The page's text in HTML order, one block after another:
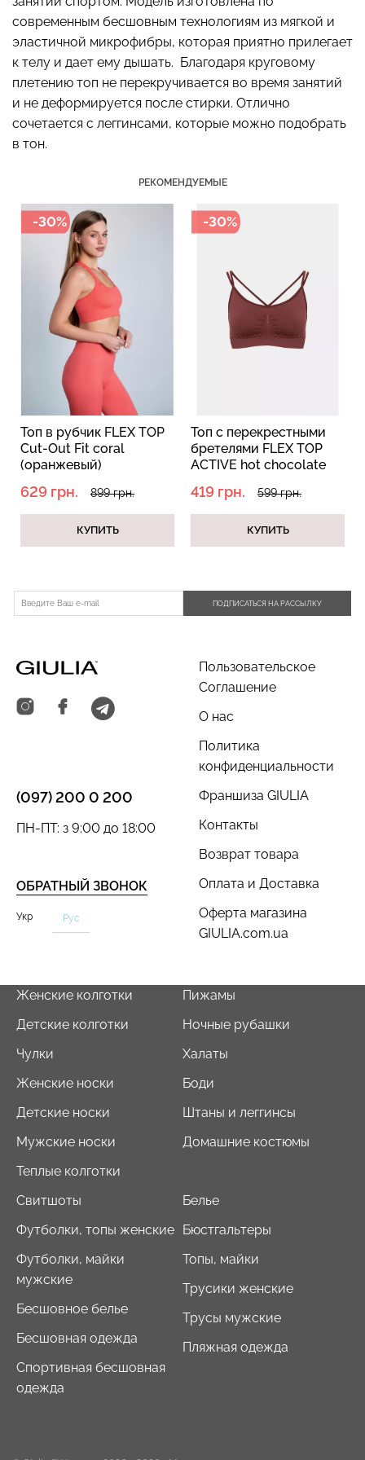
современным бесшовным технологиям из мягкой и
эластичной микрофибры, которая приятно прилегает
к телу и дает ему дышать. Благодаря круговому
плетению топ не перекручивается во время занятий
и не деформируется после стирки. Отлично
сочетается с леггинсами, которые можно подобрать
в тон.
РЕКОМЕНДУЕМЫЕ
-30%
Топ в рубчик FLEX TOP
Cut-Out Fit coral
(оранжевый)
629 грн. 899 грн.
КУПИТЬ
-30%
Топ с перекрестными
бретелями FLEX TOP
ACTIVE hot chocolate
419 грн. 599 грн.
КУПИТЬ
ПОДПИСАТЬСЯ НА РАССЫЛКУ
Пользовательское
Соглашение
О нас
Политика
конфиденциальности
Франшиза GIULIA
Контакты
Возврат товара
Оплата и Доставка
Оферта магазина
GIULIA.com.ua
(097) 200 0 200
ОБРАТНЫЙ ЗВОНОК
ПН-ПТ: з 9:00 до 18:00
Укр Рус
Женские колготки
Детские колготки
Чулки
Женские носки
Детские носки
Мужские носки
Теплые колготки
Пижамы
Ночные рубашки
Халаты
Боди
Штаны и леггинсы
Домашние костюмы
Свитшоты
Футболки, топы женские
Футболки, майки
мужские
Бесшовное белье
Бесшовная одежда
Спортивная бесшовная
одежда
Белье
Бюстгальтеры
Топы, майки
Трусики женские
Трусы мужские
Пляжная одежда
Бесшовные стринги
STRING BRIEFS (черный)
Giulia
Бесшовный топ с легкой
коррекцией BRA
SHAPEWEAR nude
(бежевый) Giulia
Бесшовные трусы
хипстеры HIPSTER BRIEFS
(бежевый) Giulia
329 грн.
Топ на бретелях в рубчик
(белый) Giulia
499 грн.
Велосипедки с пуш-ап
(черный) Giulia
CAMI TOP RIB black
299 грн.499 грн.